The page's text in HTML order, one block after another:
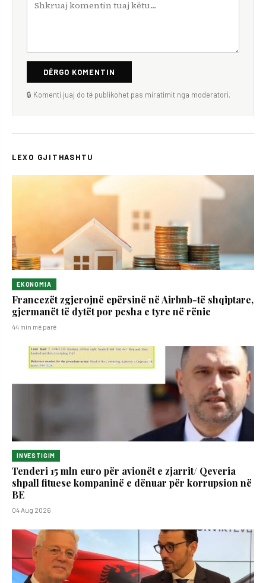
DËRGO KOMENTIN
🔒 Komenti juaj do të publikohet pas miratimit nga moderatori.
LEXO GJITHASHTU
EKONOMIA
Francezët zgjerojnë epërsinë në Airbnb-të shqiptare,
gjermanët të dytët por pesha e tyre në rënie
44 min më parë
INVESTIGIM
Tenderi 15 mln euro për avionët e zjarrit/ Qeveria
shpall fituese kompaninë e dënuar për korrupsion në
BE
04 Aug 2026